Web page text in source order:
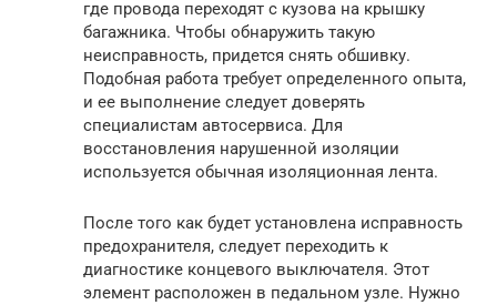
где провода переходят с кузова на крышку
багажника. Чтобы обнаружить такую
неисправность, придется снять обшивку.
Подобная работа требует определенного опыта,
и ее выполнение следует доверять
специалистам автосервиса. Для
восстановления нарушенной изоляции
используется обычная изоляционная лента.
После того как будет установлена исправность
предохранителя, следует переходить к
диагностике концевого выключателя. Этот
элемент расположен в педальном узле. Нужно